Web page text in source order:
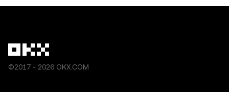
©2017 - 2026 OKX.COM